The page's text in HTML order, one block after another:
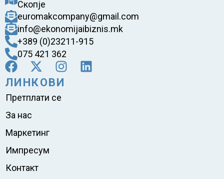
Скопје
euromakcompany@gmail.com
info@ekonomijaibiznis.mk
+389 (0)23211-915
075 421 362
ЛИНКОВИ
Претплати се
За нас
Маркетинг
Импресум
Контакт